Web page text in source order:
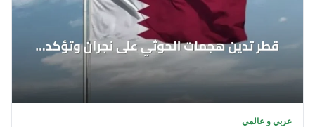
عربي و عالمي